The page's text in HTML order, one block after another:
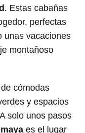
. Estas cabañas
perfectas
unas vacaciones
montañoso
cómodas
y espacios
solo unos pasos
es el lugar